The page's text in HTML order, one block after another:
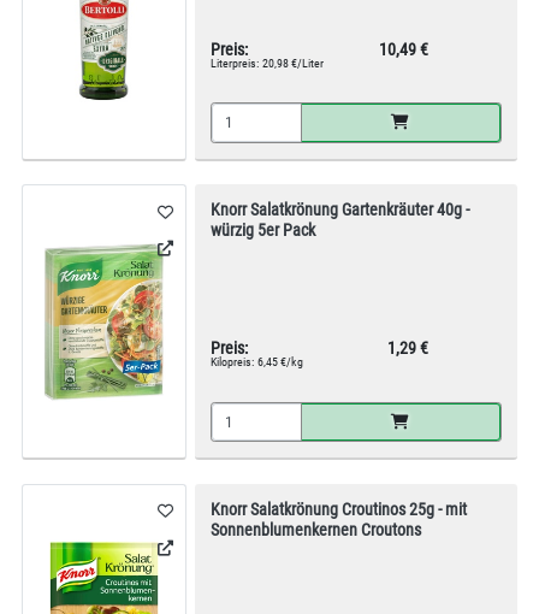
Preis: 10,49 €
Literpreis: 20,98 €/Liter
Knorr Salatkrönung Gartenkräuter 40g -
würzig 5er Pack
Preis: 1,29 €
Kilopreis: 6,45 €/kg
Knorr Salatkrönung Croutinos 25g - mit
Sonnenblumenkernen Croutons